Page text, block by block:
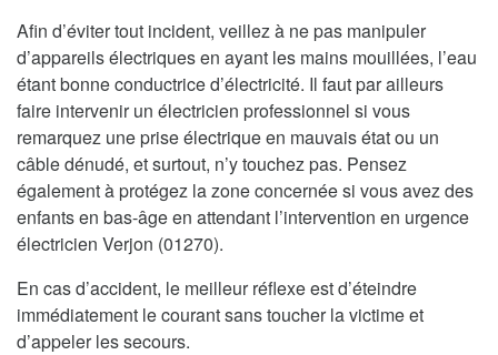
Afin d’éviter tout incident, veillez à ne pas manipuler
d’appareils électriques en ayant les mains mouillées, l’eau
étant bonne conductrice d’électricité. Il faut par ailleurs
faire intervenir un électricien professionnel si vous
remarquez une prise électrique en mauvais état ou un
câble dénudé, et surtout, n’y touchez pas. Pensez
également à protégez la zone concernée si vous avez des
enfants en bas-âge en attendant l’intervention en urgence
électricien Verjon (01270).
En cas d’accident, le meilleur réflexe est d’éteindre
immédiatement le courant sans toucher la victime et
d’appeler les secours.